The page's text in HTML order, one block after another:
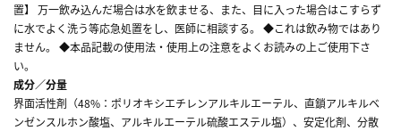
置】 万一飲み込んだ場合は水を飲ませる、また、目に入った場合はこすらず
に水でよく洗う等応急処置をし、医師に相談する。 ◆これは飲み物ではあり
ません。 ◆本品記載の使用法・使用上の注意をよくお読みの上ご使用下さ
い。
成分／分量
界面活性剤（48%：ポリオキシエチレンアルキルエーテル、直鎖アルキルベ
ンゼンスルホン酸塩、アルキルエーテル硫酸エステル塩）、安定化剤、分散